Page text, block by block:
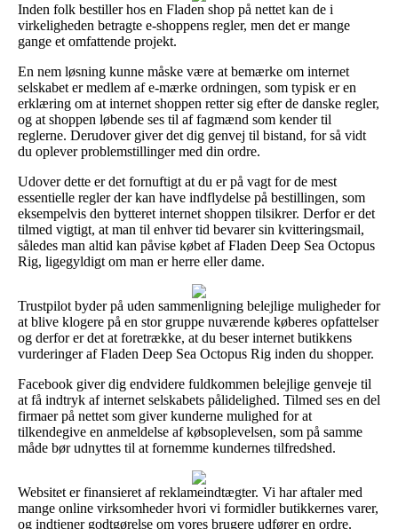
Inden folk bestiller hos en Fladen shop på nettet kan de i
virkeligheden betragte e-shoppens regler, men det er mange
gange et omfattende projekt.
En nem løsning kunne måske være at bemærke om internet
selskabet er medlem af e-mærke ordningen, som typisk er en
erklæring om at internet shoppen retter sig efter de danske regler,
og at shoppen løbende ses til af fagmænd som kender til
reglerne. Derudover giver det dig genvej til bistand, for så vidt
du oplever problemstillinger med din ordre.
Udover dette er det fornuftigt at du er på vagt for de mest
essentielle regler der kan have indflydelse på bestillingen, som
eksempelvis den bytteret internet shoppen tilsikrer. Derfor er det
tilmed vigtigt, at man til enhver tid bevarer sin kvitteringsmail,
således man altid kan påvise købet af Fladen Deep Sea Octopus
Rig, ligegyldigt om man er herre eller dame.
Trustpilot byder på uden sammenligning belejlige muligheder for
at blive klogere på en stor gruppe nuværende køberes opfattelser
og derfor er det at foretrække, at du beser internet butikkens
vurderinger af Fladen Deep Sea Octopus Rig inden du shopper.
Facebook giver dig endvidere fuldkommen belejlige genveje til
at få indtryk af internet selskabets pålidelighed. Tilmed ses en del
firmaer på nettet som giver kunderne mulighed for at
tilkendegive en anmeldelse af købsoplevelsen, som på samme
måde bør udnyttes til at fornemme kundernes tilfredshed.
Websitet er finansieret af reklameindtægter. Vi har aftaler med
mange online virksomheder hvori vi formidler butikkernes varer,
og indtjener godtgørelse om vores brugere udfører en ordre.